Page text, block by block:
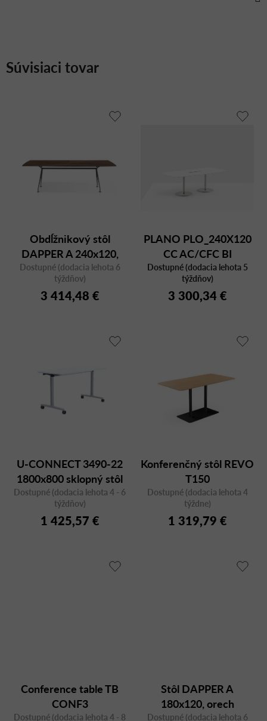
Súvisiaci tovar
Obdĺžnikový stôl
DAPPER A 240x120,
orech
Dostupné (dodacia lehota 6
týždňov)
3 414,48 €
PLANO PLO_240X120
CC AC/CFC BI
Dostupné (dodacia lehota 5
týždňov)
3 300,34 €
U-CONNECT 3490-22
1800x800 sklopný stôl
Dostupné (dodacia lehota 4 - 6
týždňov)
1 425,57 €
Konferenčný stôl REVO
T150
Dostupné (dodacia lehota 4
týždne)
1 319,79 €
Conference table TB
CONF3
Dostupné (dodacia lehota 4 - 8
Stôl DAPPER A
180x120, orech
Dostupné (dodacia lehota 6